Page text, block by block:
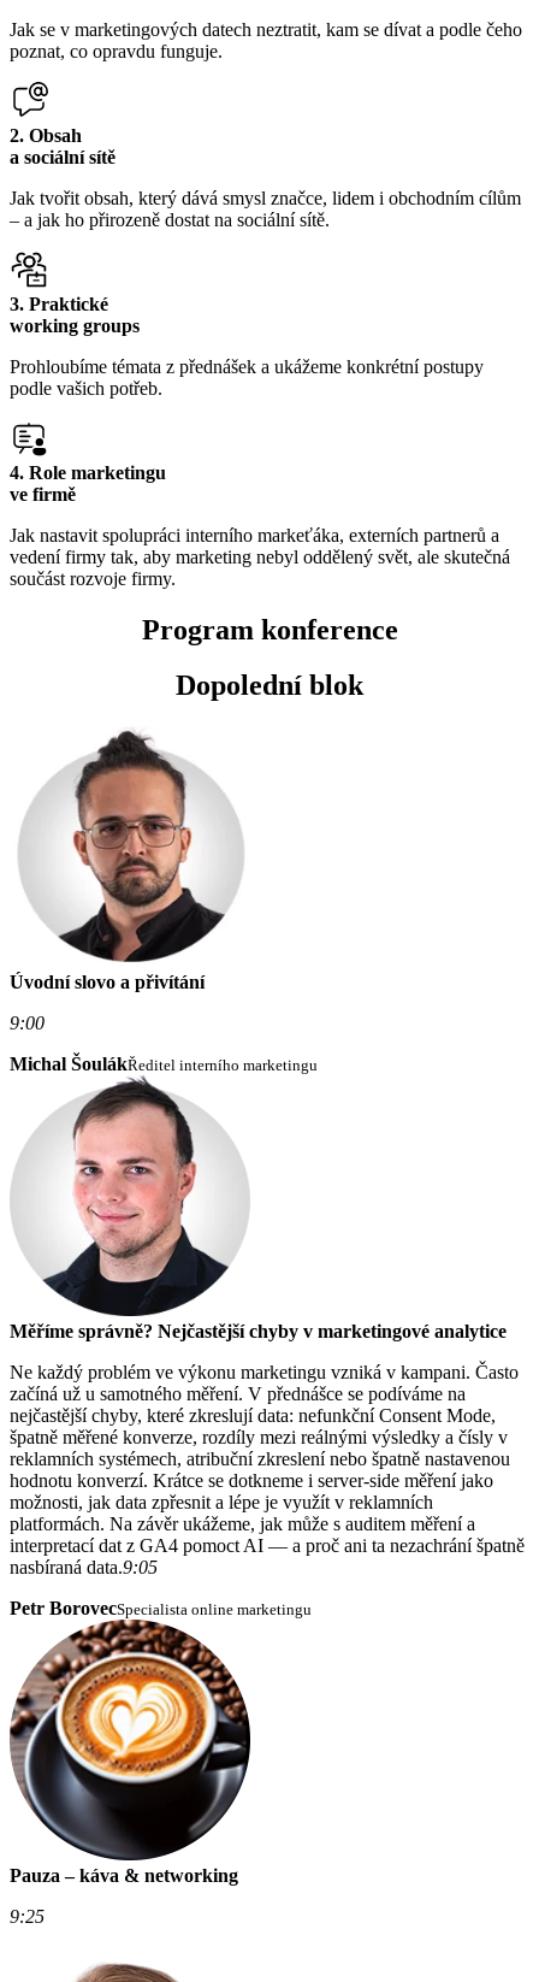
Jak se v marketingových datech neztratit, kam se dívat a podle čeho
poznat, co opravdu funguje.
2. Obsah
a sociální sítě
Jak tvořit obsah, který dává smysl značce, lidem i obchodním cílům
– a jak ho přirozeně dostat na sociální sítě.
3. Praktické
working groups
Prohloubíme témata z přednášek a ukážeme konkrétní postupy
podle vašich potřeb.
4. Role marketingu
ve firmě
Jak nastavit spolupráci interního markeťáka, externích partnerů a
vedení firmy tak, aby marketing nebyl oddělený svět, ale skutečná
součást rozvoje firmy.
Program konference
Dopolední blok
Úvodní slovo a přivítání
9:00
Michal ŠoulákŘeditel interního marketingu
Měříme správně? Nejčastější chyby v marketingové analytice
Ne každý problém ve výkonu marketingu vzniká v kampani. Často
začíná už u samotného měření. V přednášce se podíváme na
nejčastější chyby, které zkreslují data: nefunkční Consent Mode,
špatně měřené konverze, rozdíly mezi reálnými výsledky a čísly v
reklamních systémech, atribuční zkreslení nebo špatně nastavenou
hodnotu konverzí. Krátce se dotkneme i server-side měření jako
možnosti, jak data zpřesnit a lépe je využít v reklamních
platformách. Na závěr ukážeme, jak může s auditem měření a
interpretací dat z GA4 pomoct AI — a proč ani ta nezachrání špatně
nasbíraná data.9:05
Petr BorovecSpecialista online marketingu
Pauza – káva & networking
9:25